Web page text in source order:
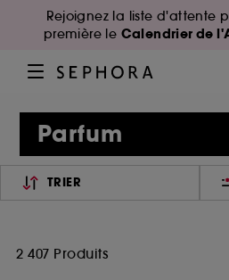
Rejoignez la liste d'attente
première le Calendrier de
Parfum
TRIER
2 407 Produits